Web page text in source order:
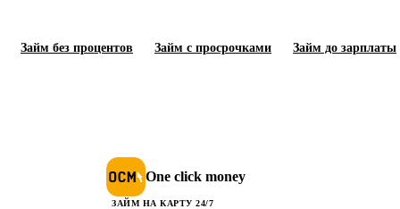
Займ без процентов Займ с просрочками Займ до зарплаты
One click money
ЗАЙМ НА КАРТУ 24/7